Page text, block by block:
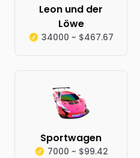
Leon und der
Löwe
34000 ~ $467.67
Sportwagen
7000 ~ $99.42